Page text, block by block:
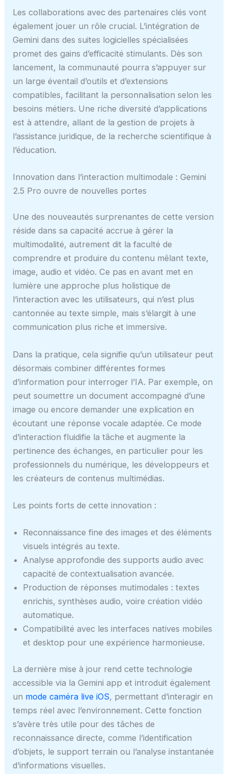
Les collaborations avec des partenaires clés vont
également jouer un rôle crucial. L’intégration de
Gemini dans des suites logicielles spécialisées
promet des gains d’efficacité stimulants. Dès son
lancement, la communauté pourra s’appuyer sur
un large éventail d’outils et d’extensions
compatibles, facilitant la personnalisation selon les
besoins métiers. Une riche diversité d’applications
est à attendre, allant de la gestion de projets à
l’assistance juridique, de la recherche scientifique à
l’éducation.
Innovation dans l’interaction multimodale : Gemini
2.5 Pro ouvre de nouvelles portes
Une des nouveautés surprenantes de cette version
réside dans sa capacité accrue à gérer la
multimodalité, autrement dit la faculté de
comprendre et produire du contenu mêlant texte,
image, audio et vidéo. Ce pas en avant met en
lumière une approche plus holistique de
l’interaction avec les utilisateurs, qui n’est plus
cantonnée au texte simple, mais s’élargit à une
communication plus riche et immersive.
Dans la pratique, cela signifie qu’un utilisateur peut
désormais combiner différentes formes
d’information pour interroger l’IA. Par exemple, on
peut soumettre un document accompagné d’une
image ou encore demander une explication en
écoutant une réponse vocale adaptée. Ce mode
d’interaction fluidifie la tâche et augmente la
pertinence des échanges, en particulier pour les
professionnels du numérique, les développeurs et
les créateurs de contenus multimédias.
Les points forts de cette innovation :
Reconnaissance fine des images et des éléments
visuels intégrés au texte.
Analyse approfondie des supports audio avec
capacité de contextualisation avancée.
Production de réponses mutimodales : textes
enrichis, synthèses audio, voire création vidéo
automatique.
Compatibilité avec les interfaces natives mobiles
et desktop pour une expérience harmonieuse.
La dernière mise à jour rend cette technologie
accessible via la Gemini app et introduit également
un mode caméra live iOS, permettant d’interagir en
temps réel avec l’environnement. Cette fonction
s’avère très utile pour des tâches de
reconnaissance directe, comme l’identification
d’objets, le support terrain ou l’analyse instantanée
d’informations visuelles.